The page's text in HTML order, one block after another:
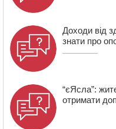
Доходи від
знати про
“єЯсла”:
отримати